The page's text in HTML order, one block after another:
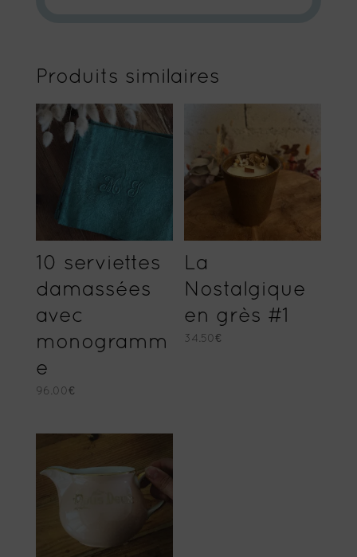
Produits similaires
10 serviettes
damassées
avec
monogramm
e
96.00€
La
Nostalgique
en grès #1
34.50€